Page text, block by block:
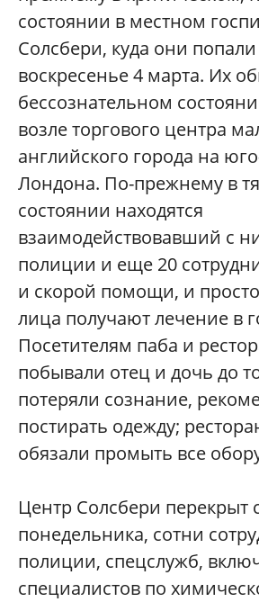
состоянии в местном
Солсбери, куда они
воскресенье 4 марта. Их
бессознательном
возле торгового центра
английского города на
Лондона. По-прежнему в
состоянии находятся
взаимодействовавший с
полиции и еще 20
и скорой помощи, и
лица получают лечение в
Посетителям паба и
побывали отец и дочь до
потеряли сознание,
постирать одежду;
обязали промыть все
Центр Солсбери перекрыт
понедельника, сотни
полиции, спецслужб,
специалистов по